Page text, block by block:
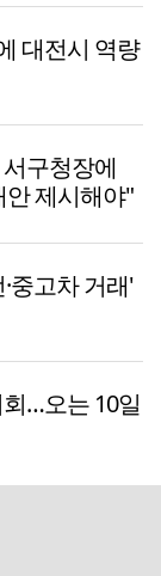
대전시 역량
구청장에
안 제시해야"
중고차 거래'
…오는 10일